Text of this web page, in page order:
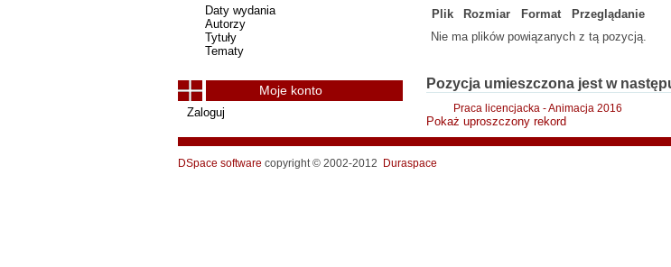
Plik Rozmiar Format
Przeglądanie
Nie ma plików powiązanych z tą pozycją.
Pozycja umieszczona jest w
Praca licencjacka - Animacja 2016
Pokaż uproszczony rekord
Daty wydania
Autorzy
Tytuły
Tematy
Moje konto
Zaloguj
DSpace software copyright © 2002-2012 Duraspace